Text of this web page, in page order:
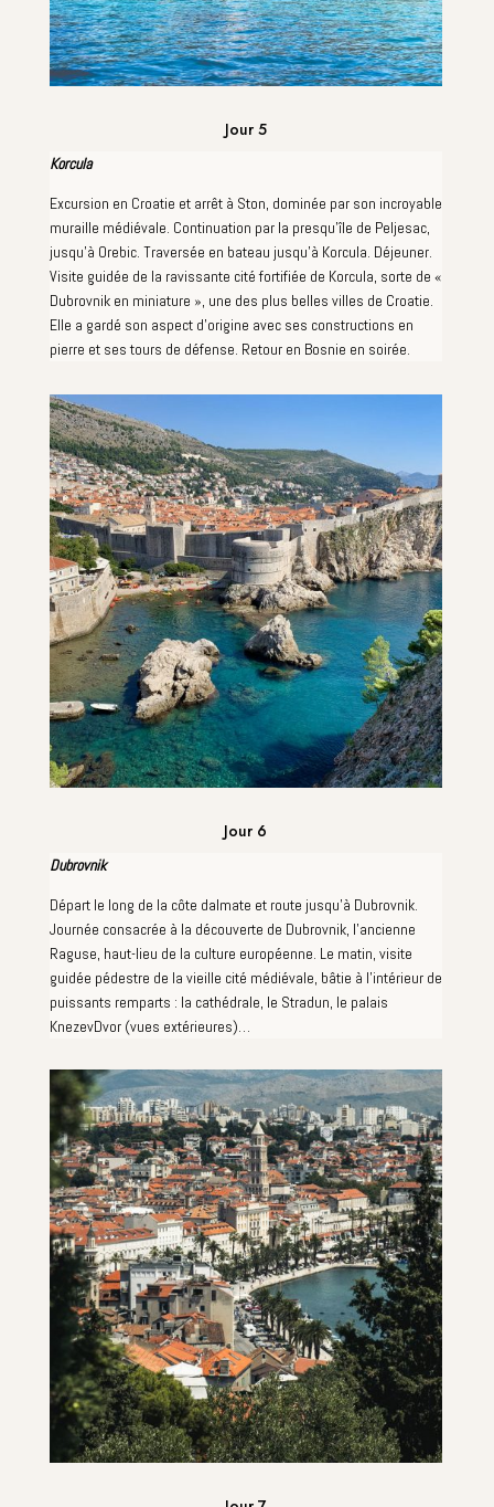
Jour 5
Korcula
Excursion en Croatie et arrêt à Ston, dominée par son incroyable
muraille médiévale. Continuation par la presqu'île de Peljesac,
jusqu'à Orebic. Traversée en bateau jusqu'à Korcula. Déjeuner.
Visite guidée de la ravissante cité fortifiée de Korcula, sorte de «
Dubrovnik en miniature », une des plus belles villes de Croatie.
Elle a gardé son aspect d'origine avec ses constructions en
pierre et ses tours de défense. Retour en Bosnie en soirée.
Jour 6
Dubrovnik
Départ le long de la côte dalmate et route jusqu'à Dubrovnik.
Journée consacrée à la découverte de Dubrovnik, l'ancienne
Raguse, haut-lieu de la culture européenne. Le matin, visite
guidée pédestre de la vieille cité médiévale, bâtie à l'intérieur de
puissants remparts : la cathédrale, le Stradun, le palais
KnezevDvor (vues extérieures)…